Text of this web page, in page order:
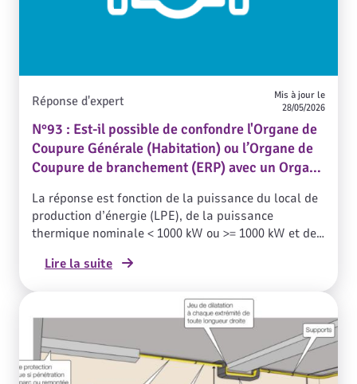
N°93 : Est-il possible de confondre l'Organe de
Coupure Générale (Habitation) ou l’Organe de
Coupure de branchement (ERP) avec un Organe
Réponse d'expert
Mis à jour le
28/05/2026
La réponse est fonction de la puissance du local de
production d’énergie (LPE), de la puissance
thermique nominale < 1000 kW ou >= 1000 kW et de
(accolé ou non au LPE).
Lire la suite